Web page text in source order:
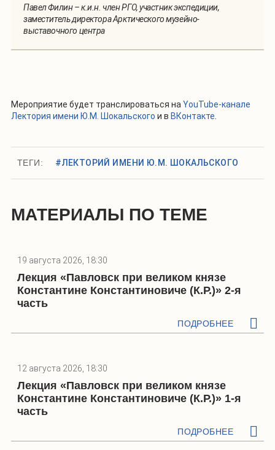
Павел Филин – к.и.н. член РГО, участник экспедиции,
заместитель директора Арктического музейно-
выставочного центра
Мероприятие будет транслироваться на YouTube-канале
Лектория имени Ю.М. Шокальского и в ВКонтакте
ТЕГИ: #ЛЕКТОРИЙ ИМЕНИ Ю.М. ШОКАЛЬСКОГО
МАТЕРИАЛЫ ПО ТЕМЕ
19 августа 2026, 18:30
Лекция «Павловск при великом князе
Константине Константиновиче (К.Р.)» 2-я
часть
ПОДРОБНЕЕ
12 августа 2026, 18:30
Лекция «Павловск при великом князе
Константине Константиновиче (К.Р.)» 1-я
часть
ПОДРОБНЕЕ